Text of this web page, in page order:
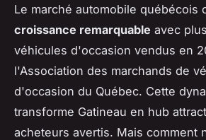
Le marché automobile québécois
croissance remarquable avec
véhicules d'occasion vendus en
l'Association des marchands de
d'occasion du Québec. Cette
transforme Gatineau en hub
acheteurs avertis. Mais comment